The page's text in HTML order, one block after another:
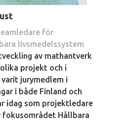
för
livsmedelssystem
av mathantverk
projekt och i
jurymedlem i
i både Finland och
idag som projektledare
Hållbara